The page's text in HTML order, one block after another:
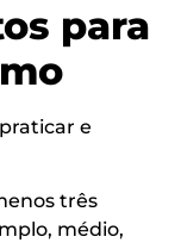
para
e
três
médio,